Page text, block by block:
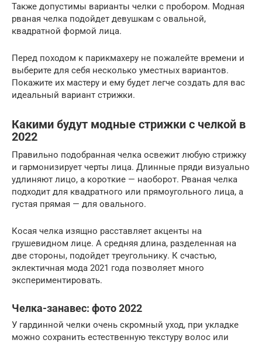
Также допустимы варианты челки с пробором. Модная
рваная челка подойдет девушкам с овальной,
квадратной формой лица.
Перед походом к парикмахеру не пожалейте времени и
выберите для себя несколько уместных вариантов.
Покажите их мастеру и ему будет легче создать для вас
идеальный вариант стрижки.
Какими будут модные стрижки с челкой в
2022
Правильно подобранная челка освежит любую стрижку
и гармонизирует черты лица. Длинные пряди визуально
удлиняют лицо, а короткие — наоборот. Рваная челка
подходит для квадратного или прямоугольного лица, а
густая прямая — для овального.
Косая челка изящно расставляет акценты на
грушевидном лице. А средняя длина, разделенная на
две стороны, подойдет треугольнику. К счастью,
эклектичная мода 2021 года позволяет много
экспериментировать.
Челка-занавес: фото 2022
У гардинной челки очень скромный уход, при укладке
можно сохранить естественную текстуру волос или